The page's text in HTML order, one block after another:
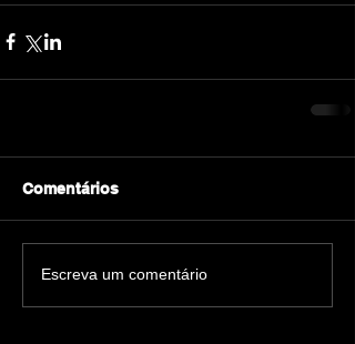
Comentários
Escreva um comentário